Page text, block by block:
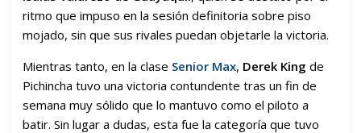
ritmo que impuso en la sesión definitoria sobre piso
mojado, sin que sus rivales puedan objetarle la victoria.
Mientras tanto, en la clase Senior Max, Derek King de
Pichincha tuvo una victoria contundente tras un fin de
semana muy sólido que lo mantuvo como el piloto a
batir. Sin lugar a dudas, esta fue la categoría que tuvo